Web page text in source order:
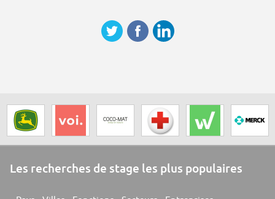
Les recherches de stage les plus populaires